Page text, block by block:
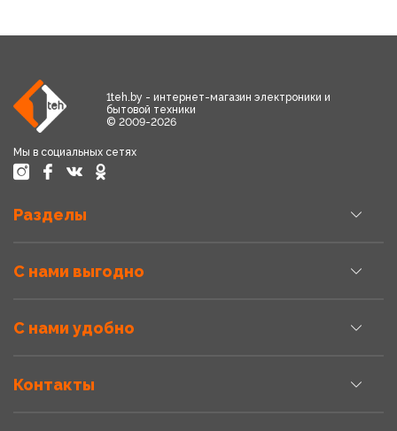
1teh.by - интернет-магазин электроники и
бытовой техники
© 2009-2026
Мы в социальных сетях
Разделы
С нами выгодно
С нами удобно
Контакты